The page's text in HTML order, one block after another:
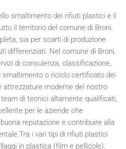
smaltimento dei rifiuti plastici e il
il territorio del comune di Broni.
sia per scarti di produzione
differenziati. Nel comune di Broni,
di consulenza, classificazione,
smaltimento o riciclo certificato dei
attrezzature moderne del nostro
di tecnici altamente qualificati,
per le aziende che
reputazione e contribuire alla
i vari tipi di rifiuti plastici
in plastica (film e pellicole),